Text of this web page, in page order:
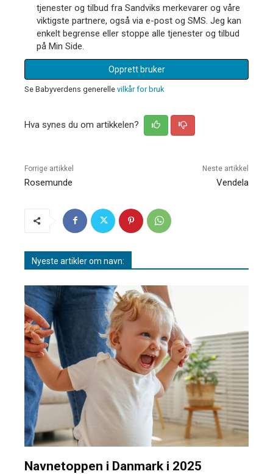
tjenester og tilbud fra Sandviks merkevarer og våre
viktigste partnere, også via e-post og SMS. Jeg kan
enkelt begrense eller stoppe alle tjenester og tilbud
på Min Side.
Opprett bruker
Se Babyverdens generelle vilkår for bruk
Hva synes du om artikkelen?
Forrige artikkel
Rosemunde
Neste artikkel
Vendela
Nyeste artikler om navn:
Navnetoppen i Danmark i 2025